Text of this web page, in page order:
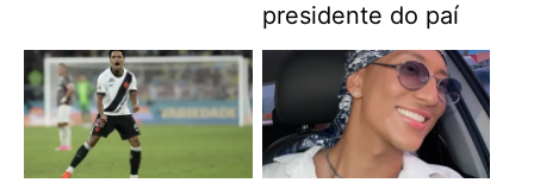
presidente do paí